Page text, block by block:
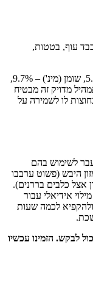
עוף, בטטות,
המזון מורכב מחלבון (מינ') – 5.8%, שומן (מינ') – 9.7%,
– 0.8%, ולחות (מקס') – 78.0%. תמהיל מדויק זה מבטיח
לו לשמירה על
לשימוש בהם
היבש (פשוט ערבבו
אצל כלבים בררנים).
אידיאלי עבור
ולהקפיא לכמה שעות
לבקש. הזמינו עכשיו